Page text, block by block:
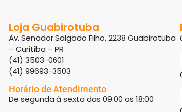
Loja Guabirotuba
Av. Senador Salgado Filho, 2238 Guabirotuba
– Curitiba – PR
(41) 3503-0601
(41) 99693-3503
Horário de Atendimento
De segunda à sexta das 09:00 as 18:00